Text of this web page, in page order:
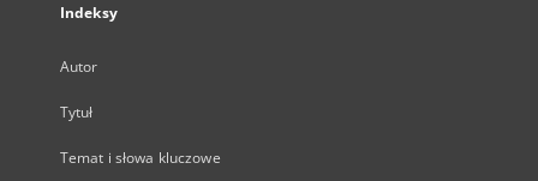
Indeksy
Autor
Tytuł
Temat i słowa kluczowe